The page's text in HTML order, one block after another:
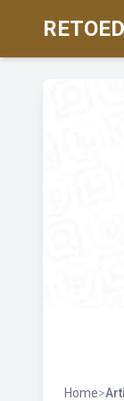
Home>